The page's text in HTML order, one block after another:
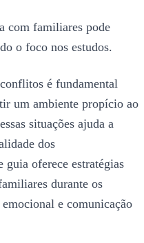
com familiares pode
o foco nos estudos.
é fundamental
um ambiente propício ao
situações ajuda a
dos
oferece estratégias
durante os
e comunicação